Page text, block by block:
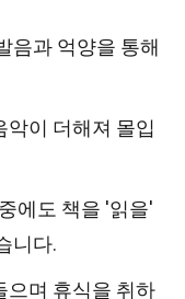
음과 억양을 통해
악이 더해져 몰입
에도 책을 '읽을'
니다.
으며 휴식을 취하